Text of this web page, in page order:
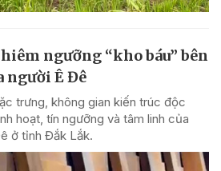
ngưỡng “kho báu” bên
người Ê Đê
trưng, không gian kiến trúc độc
hoạt, tín ngưỡng và tâm linh của
ở tỉnh Đắk Lắk.